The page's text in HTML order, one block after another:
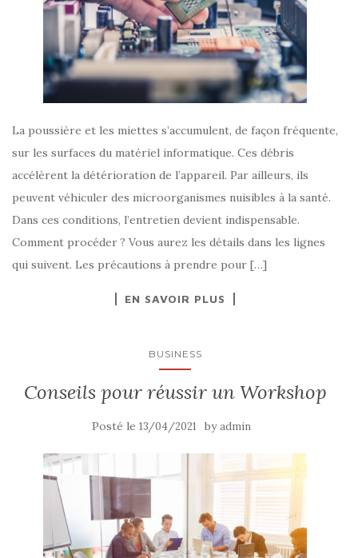
La poussière et les miettes s’accumulent, de façon fréquente,
sur les surfaces du matériel informatique. Ces débris
accélèrent la détérioration de l’appareil. Par ailleurs, ils
peuvent véhiculer des microorganismes nuisibles à la santé.
Dans ces conditions, l’entretien devient indispensable.
Comment procéder ? Vous aurez les détails dans les lignes
qui suivent. Les précautions à prendre pour […]
EN SAVOIR PLUS
BUSINESS
Conseils pour réussir un Workshop
Posté le 13/04/2021 byadmin